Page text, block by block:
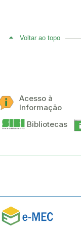
Voltar ao topo
Acesso à
Informação
Bibliotecas